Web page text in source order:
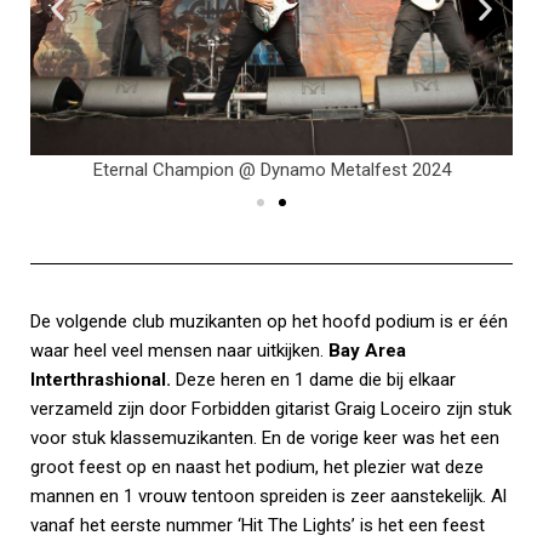
Eternal Champion @ Dynamo Metalfest 2024
De volgende club muzikanten op het hoofd podium is er één
waar heel veel mensen naar uitkijken. Bay Area
Interthrashional. Deze heren en 1 dame die bij elkaar
verzameld zijn door Forbidden gitarist Graig Loceiro zijn stuk
voor stuk klassemuzikanten. En de vorige keer was het een
groot feest op en naast het podium, het plezier wat deze
mannen en 1 vrouw tentoon spreiden is zeer aanstekelijk. Al
vanaf het eerste nummer ‘Hit The Lights’ is het een feest